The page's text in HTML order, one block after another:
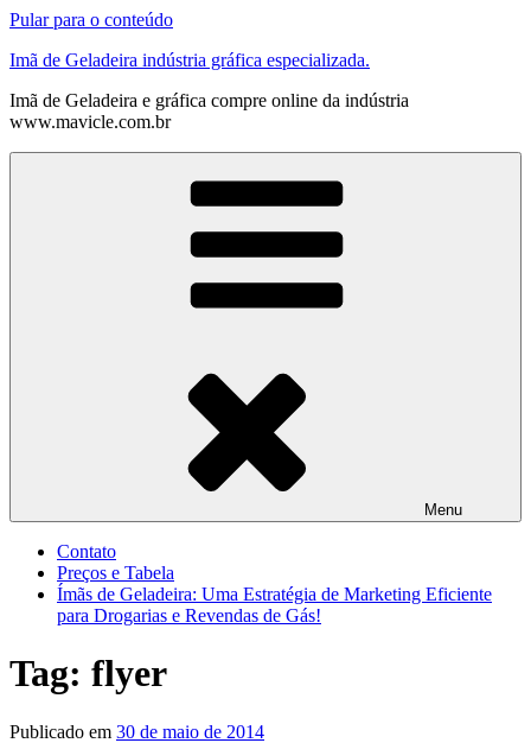
Pular para o conteúdo
Imã de Geladeira indústria gráfica especializada.
Imã de Geladeira e gráfica compre online da indústria
www.mavicle.com.br
Menu
Contato
Preços e Tabela
Ímãs de Geladeira: Uma Estratégia de Marketing Eficiente
para Drogarias e Revendas de Gás!
Tag: flyer
Publicado em 30 de maio de 2014